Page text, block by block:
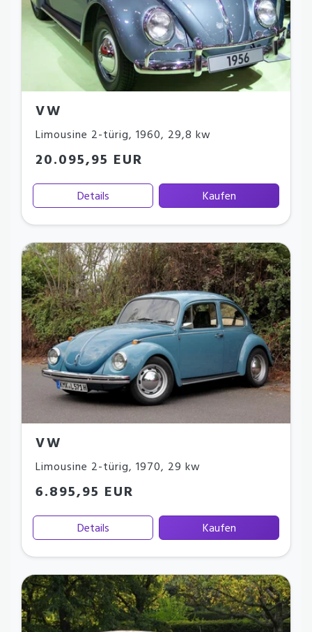
VW
Limousine 2-türig, 1960, 29,8 kw
20.095,95 EUR
Details Kaufen
VW
Limousine 2-türig, 1970, 29 kw
6.895,95 EUR
Details Kaufen